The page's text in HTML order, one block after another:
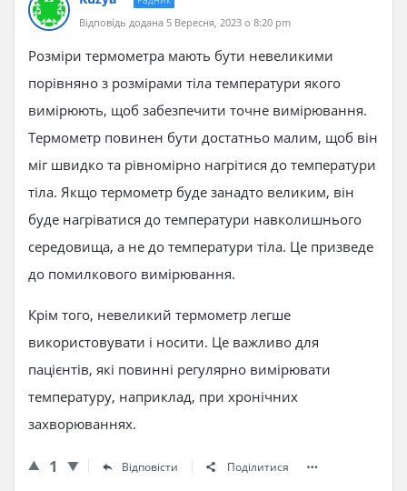
Відповідь додана 5 Вересня, 2023 о 8:20 pm
Розміри термометра мають бути невеликими
порівняно з розмірами тіла температури якого
вимірюють, щоб забезпечити точне вимірювання.
Термометр повинен бути достатньо малим, щоб він
міг швидко та рівномірно нагрітися до температури
тіла. Якщо термометр буде занадто великим, він
буде нагріватися до температури навколишнього
середовища, а не до температури тіла. Це призведе
до помилкового вимірювання.
Крім того, невеликий термометр легше
використовувати і носити. Це важливо для
пацієнтів, які повинні регулярно вимірювати
температуру, наприклад, при хронічних
захворюваннях.
1 Відповісти Поділитися